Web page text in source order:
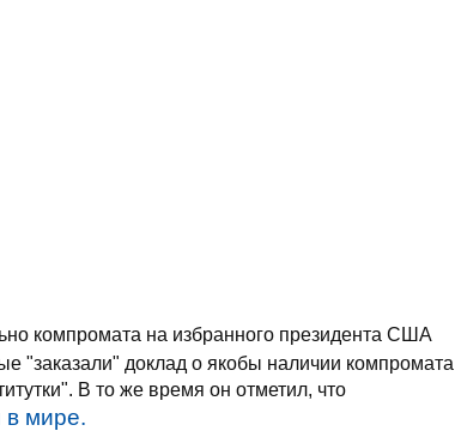
компромата на избранного президента США
"заказали" доклад о якобы наличии компромата
В то же время он отметил, что
в мире.